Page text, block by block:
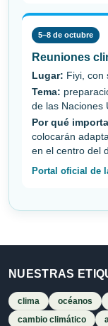
5–8 de octubre
Reuniones
Lugar: Fiyi, con
Tema:
de las Naciones
Por qué
colocarán
en el centro del
Portal oficial de
NUESTRAS
clima océanos
cambio climático